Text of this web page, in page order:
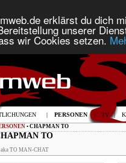
erklärst du dich
unserer
wir Cookies setzen.
| PERSONEN | TV |
• CHAPMAN TO
TO
aka TO MAN-CHAT